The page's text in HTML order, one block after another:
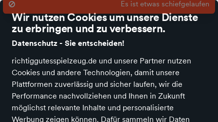
Wir nutzen Cookies um unsere Dienste
zu erbringen und zu verbessern.
Datenschutz - Sie entscheiden!
richtiggutesspielzeug.de und unsere Partner nutzen
Cookies und andere Technologien, damit unsere
Plattformen zuverlässig und sicher laufen, wir die
Performance nachvollziehen und Ihnen in Zukunft
möglichst relevante Inhalte und personalisierte
Werbung zeigen können. Dafür sammeln wir Daten
Mail: derladen@wupatki.de / Telefon: 0381/ 499 68 49
Alle Kategorien Neuheiten Angebote Spielen und Basteln
Richtig Gutes Spielzeug kaufen Bücher & Medien
Bücher 6 bis
12 Jahre
Wissensbücher bis 6 Jahre